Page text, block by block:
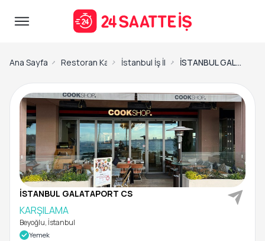
Ana Sayfa Restoran Karşılama Hostu / Hostesi İş İlanları
İstanbul İş İlanları İSTANBUL GALATAPORT CS-KARŞILAMA
İSTANBUL GALATAPORT CS
KARŞILAMA
Beyoğlu, İstanbul
Yemek